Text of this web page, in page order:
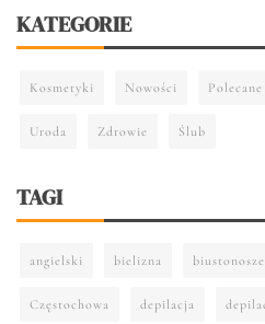
KATEGORIE
Kosmetyki Nowości Polecane
Uroda Zdrowie Ślub
TAGI
angielski bielizna
Częstochowa depilacja